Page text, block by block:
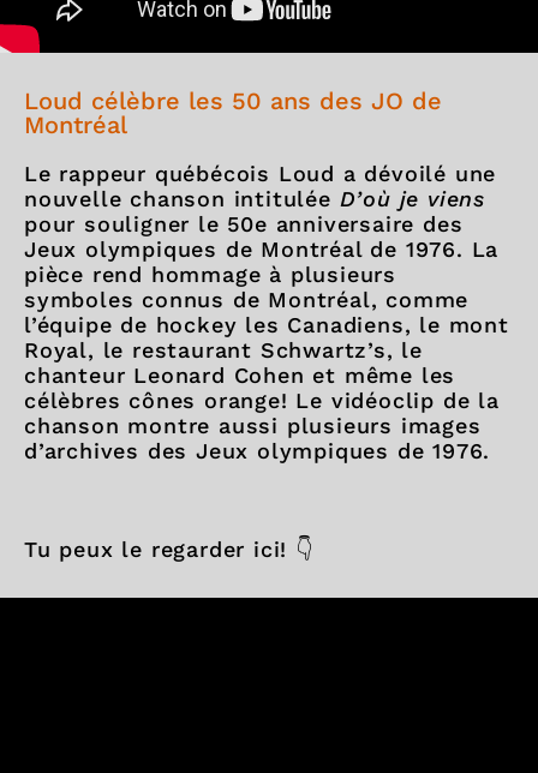
Loud célèbre les 50 ans des JO de
Montréal
Le rappeur québécois Loud a dévoilé une
nouvelle chanson intitulée D’où je viens
pour souligner le 50e anniversaire des
Jeux olympiques de Montréal de 1976. La
pièce rend hommage à plusieurs
symboles connus de Montréal, comme
l’équipe de hockey les Canadiens, le mont
Royal, le restaurant Schwartz’s, le
chanteur Leonard Cohen et même les
célèbres cônes orange! Le vidéoclip de la
chanson montre aussi plusieurs images
d’archives des Jeux olympiques de 1976.
Tu peux le regarder ici! 👇